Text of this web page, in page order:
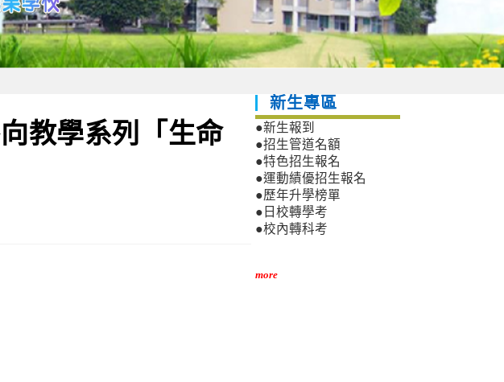
教學系列「生命
新生專區
●新生報到
●招生管道名額
●特色招生報名
●運動績優招生報名
●歷年升學榜單
●日校轉學考
●校內轉科考
more